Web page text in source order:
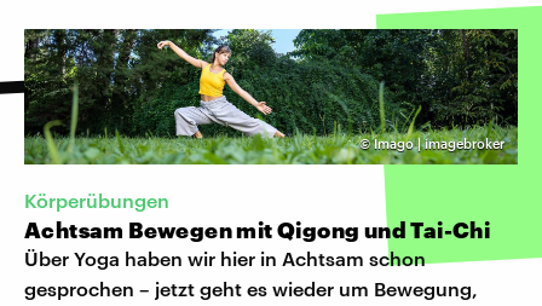
©Imago | imagebroker
Körperübungen
Achtsam Bewegen mit Qigong und Tai-Chi
Über Yoga haben wir hier in Achtsam schon
gesprochen – jetzt geht es wieder um Bewegung,